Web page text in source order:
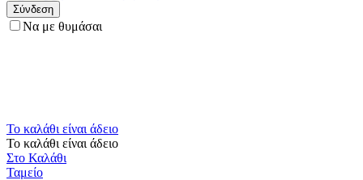
Σύνδεση
Να με θυμάσαι
Το καλάθι είναι άδειο
Το καλάθι είναι άδειο
Στο Καλάθι
Ταμείο